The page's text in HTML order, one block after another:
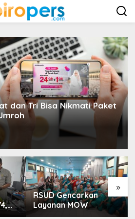
dan Tri Bisa Nikmati Paket
»
RSUD Gencarkan
Layanan MOW